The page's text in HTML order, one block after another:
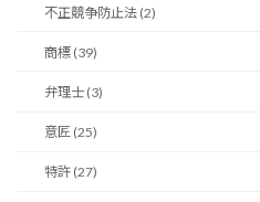
不正競争防止法 (2)
商標 (39)
弁理士 (3)
意匠 (25)
特許 (27)